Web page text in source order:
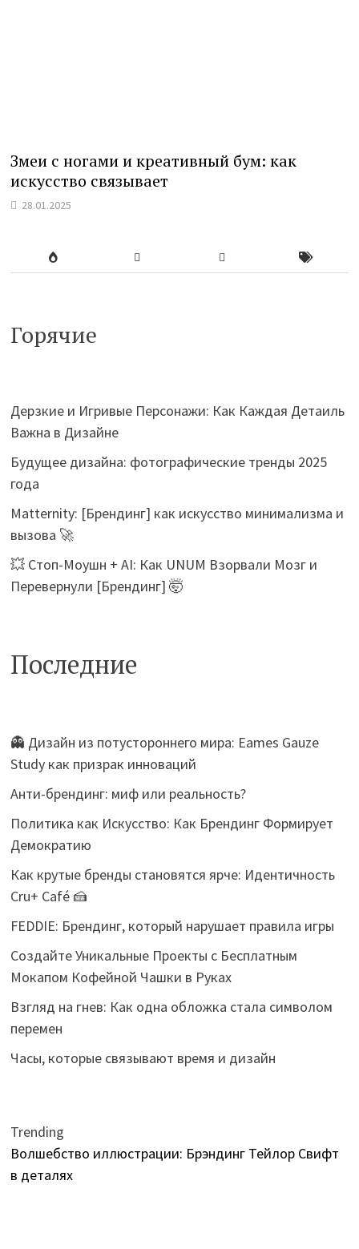
Змеи с ногами и креативный бум: как
искусство связывает
28.01.2025
Горячие
Дерзкие и Игривые Персонажи: Как Каждая Детаиль
Важна в Дизайне
Будущее дизайна: фотографические тренды 2025
года
Matternity: [Брендинг] как искусство минимализма и
вызова 🚀
💥 Стоп-Моушн + AI: Как UNUM Взорвали Мозг и
Перевернули [Брендинг] 🤯
Последние
👻 Дизайн из потустороннего мира: Eames Gauze
Study как призрак инноваций
Анти-брендинг: миф или реальность?
Политика как Искусство: Как Брендинг Формирует
Демократию
Как крутые бренды становятся ярче: Идентичность
Cru+ Café 🍰
FEDDIE: Брендинг, который нарушает правила игры
Создайте Уникальные Проекты с Бесплатным
Мокапом Кофейной Чашки в Руках
Взгляд на гнев: Как одна обложка стала символом
перемен
Часы, которые связывают время и дизайн
Trending
Волшебство иллюстрации: Брэндинг Тейлор Свифт
в деталях